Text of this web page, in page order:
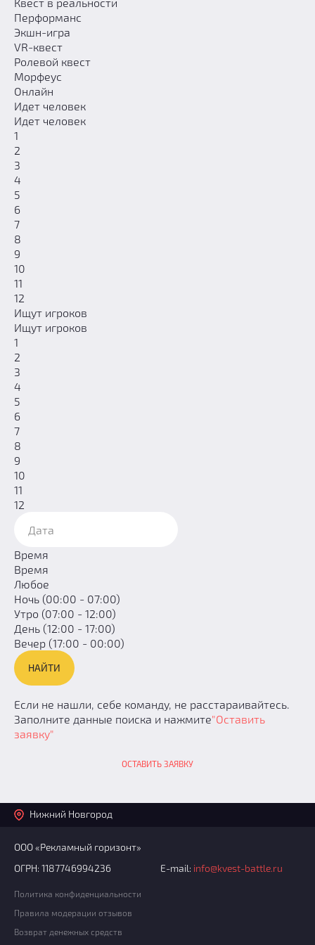
Добавить квест
Партнерам
Перформанс
Экшн-игра
VR-квест
Ролевой квест
Морфеус
Онлайн
Идет человек
Идет человек
1
2
3
4
5
6
7
8
9
10
11
12
Ищут игроков
Ищут игроков
1
2
3
4
5
6
7
8
9
10
11
12
Время
Время
Любое
Ночь (00:00 - 07:00)
Утро (07:00 - 12:00)
День (12:00 - 17:00)
Вечер (17:00 - 00:00)
Если не нашли, себе команду, не расстараивайтесь.
Заполните данные поиска и нажмите"Оставить
заявку"
ОСТАВИТЬ ЗАЯВКУ
Нижний Новгород
ООО «Рекламный горизонт»
ОГРН: 1187746994236
E-mail: info@kvest-battle.ru
Политика конфиденциальности
Правила модерации отзывов
Возврат денежных средств